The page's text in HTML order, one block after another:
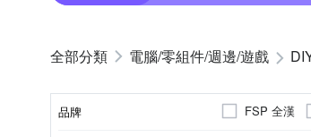
電腦/零組件/週邊/遊戲
品牌 FSP 全漢